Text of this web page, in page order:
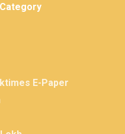
E-Paper